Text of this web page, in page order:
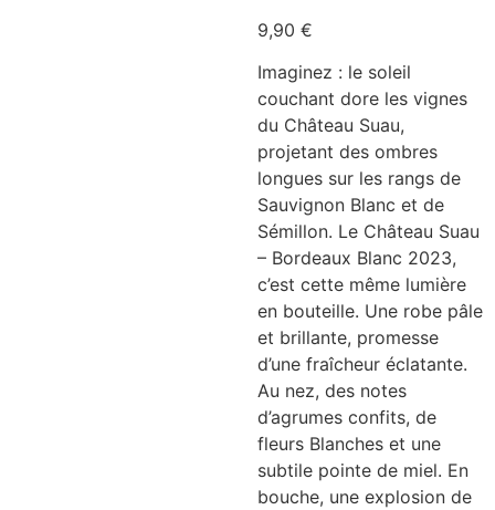
9,90 €
Imaginez : le soleil
couchant dore les vignes
du Château Suau,
projetant des ombres
longues sur les rangs de
Sauvignon Blanc et de
Sémillon. Le Château Suau
– Bordeaux Blanc 2023,
c’est cette même lumière
en bouteille. Une robe pâle
et brillante, promesse
d’une fraîcheur éclatante.
Au nez, des notes
d’agrumes confits, de
fleurs Blanches et une
subtile pointe de miel. En
bouche, une explosion de